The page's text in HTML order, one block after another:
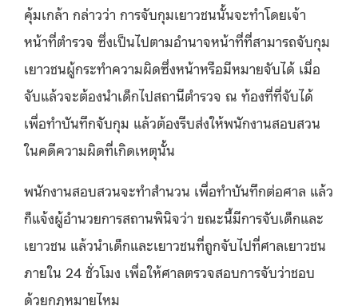
คุ้มเกล้า กล่าวว่า การจับกุมเยาวชนนั้นจะทำโดยเจ้า
หน้าที่ตำรวจ ซึ่งเป็นไปตามอำนาจหน้าที่ที่สามารถจับกุม
เยาวชนผู้กระทำความผิดซึ่งหน้าหรือมีหมายจับได้ เมื่อ
จับแล้วจะต้องนำเด็กไปสถานีตำรวจ ณ ท้องที่ที่จับได้
เพื่อทำบันทึกจับกุม แล้วต้องรีบส่งให้พนักงานสอบสวน
ในคดีความผิดที่เกิดเหตุนั้น
พนักงานสอบสวนจะทำสำนวน เพื่อทำบันทึกต่อศาล แล้ว
ก็แจ้งผู้อำนวยการสถานพินิจว่า ขณะนี้มีการจับเด็กและ
เยาวชน แล้วนำเด็กและเยาวชนที่ถูกจับไปที่ศาลเยาวชน
ภายใน 24 ชั่วโมง เพื่อให้ศาลตรวจสอบการจับว่าชอบ
ด้วยกฎหมายไหม